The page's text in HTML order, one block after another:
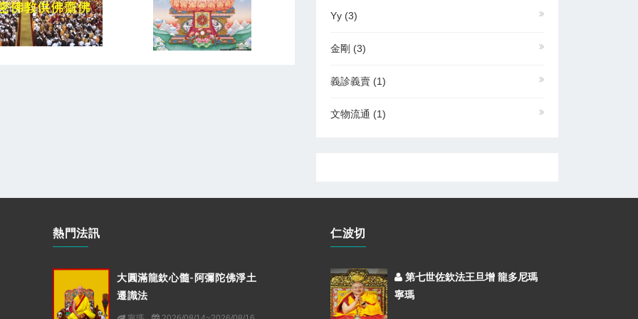
Yy (3)
金剛 (3)
義診義賣 (1)
文物流通 (1)
熱門法訊
大圓滿龍欽心髓-阿彌陀佛淨土
遷識法
仁波切
第七世佐欽法王旦增 龍多尼瑪
寧瑪